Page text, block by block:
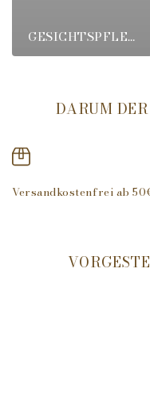
GESICHTSPFLEGE
DARUM
Versandkostenfrei ab